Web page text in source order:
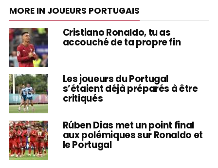
MORE IN JOUEURS PORTUGAIS
Cristiano Ronaldo, tu as
accouché de ta propre fin
Les joueurs du Portugal
s’étaient déjà préparés à être
critiqués
Rúben Dias met un point final
aux polémiques sur Ronaldo et
le Portugal